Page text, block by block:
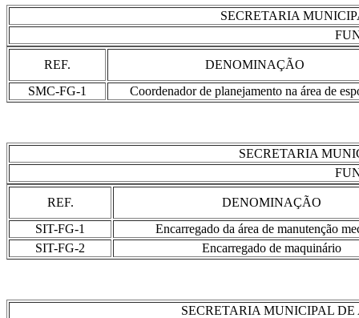
SECRETARIA
REF.
DENOMINAÇÃO
SMC-FG-1
Coordenador de planejamento na área de
SECRETARIA
REF.
DENOMINAÇÃO
SIT-FG-1
Encarregado da área de manutenção
SIT-FG-2
Encarregado de maquinário
SECRETARIA MUNICIPAL